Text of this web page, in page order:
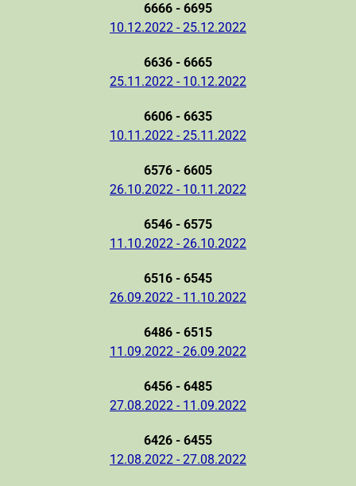
6666 - 6695
10.12.2022 - 25.12.2022
6636 - 6665
25.11.2022 - 10.12.2022
6606 - 6635
10.11.2022 - 25.11.2022
6576 - 6605
26.10.2022 - 10.11.2022
6546 - 6575
11.10.2022 - 26.10.2022
6516 - 6545
26.09.2022 - 11.10.2022
6486 - 6515
11.09.2022 - 26.09.2022
6456 - 6485
27.08.2022 - 11.09.2022
6426 - 6455
12.08.2022 - 27.08.2022